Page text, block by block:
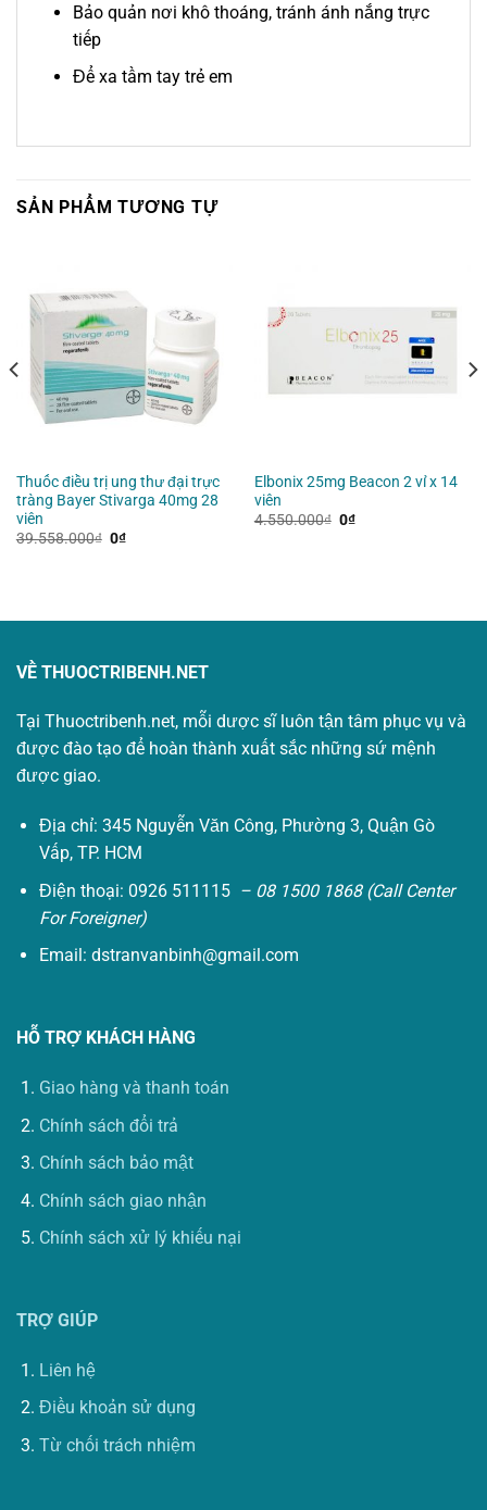
Bảo quản nơi khô thoáng, tránh ánh nắng trực
tiếp
Để xa tầm tay trẻ em
SẢN PHẨM TƯƠNG TỰ
Thuốc điều trị ung thư đại trực
tràng Bayer Stivarga 40mg 28
viên
39.558.000₫ Giá
0₫Giá
Elbonix 25mg Beacon 2 vỉ x 14
viên
4.550.000₫ Giá
0₫Giá
VỀ THUOCTRIBENH.NET
Tại Thuoctribenh.net, mỗi dược sĩ luôn tận tâm phục vụ và
được đào tạo để hoàn thành xuất sắc những sứ mệnh
được giao.
Địa chỉ: 345 Nguyễn Văn Công, Phường 3, Quận Gò
Vấp, TP. HCM
Điện thoại: 0926 511115 – 08 1500 1868 (Call Center
For Foreigner)
Email: dstranvanbinh@gmail.com
HỖ TRỢ KHÁCH HÀNG
Giao hàng và thanh toán
Chính sách đổi trả
Chính sách bảo mật
Chính sách giao nhận
Chính sách xử lý khiếu nại
TRỢ GIÚP
Liên hệ
Điều khoản sử dụng
Từ chối trách nhiệm